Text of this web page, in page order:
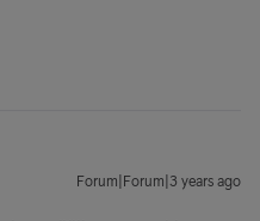
Forum|Forum|3 years ago